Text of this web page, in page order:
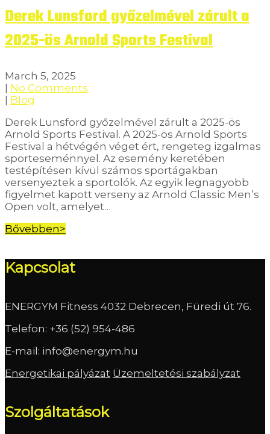
Derek Lunsford győzelmével zárult a
2025-ös Arnold Sports Festival
March 5, 2025
No Comments
Blog
Derek Lunsford győzelmével zárult a 2025-ös
Arnold Sports Festival. A 2025-ös Arnold Sports
Festival a hétvégén véget ért, rengeteg izgalmas
sporteseménnyel. Az esemény keretében
testépítésen kívül számos sportágakban
versenyeztek a sportolók. Az egyik legnagyobb
figyelmet kapott verseny az Arnold Classic Men’s
Open volt, amelyet…
Bővebben>
Kapcsolat
ENERGYM Fitness 4032 Debrecen, Füredi út 76.
Telefon: +36 (52) 954-486
E-mail: info@energym.hu
Energetikai pályázat Üzemeltetési szabályzat
Szolgáltatások